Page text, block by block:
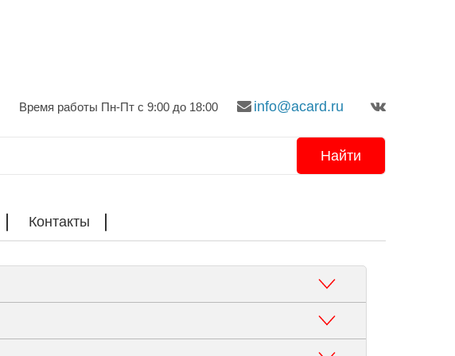
Время работы Пн-Пт с 9:00 до 18:00 info@acard.ru
Найти
Контакты